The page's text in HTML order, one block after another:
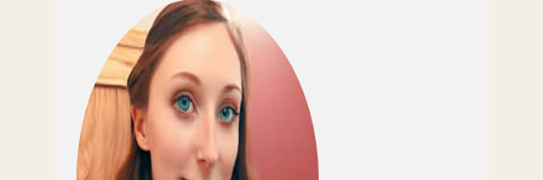
pouvoir nettoyant en plus, dans le
panier sélectionné Plateau à
couverts : plateau à couverts
pratique, coulissant et amovible,
pour une flexibilité supplémentaire
dans la disposition de la charge
Moteur Inverter : grâce à sa capacité